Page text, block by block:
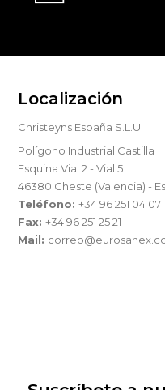
Localización
Christeyns España S.L.U.
Polígono Industrial Castilla
Esquina Vial 2 - Vial 5
46380 Cheste (Valencia) -
Teléfono:+34 96 251 04 07
Fax:+34 96 251 25 21
Mail: